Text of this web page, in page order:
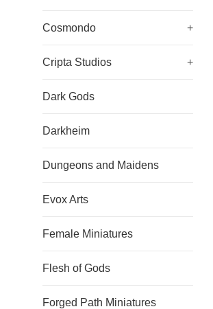
Cosmondo +
Cripta Studios +
Dark Gods
Darkheim
Dungeons and Maidens
Evox Arts
Female Miniatures
Flesh of Gods
Forged Path Miniatures